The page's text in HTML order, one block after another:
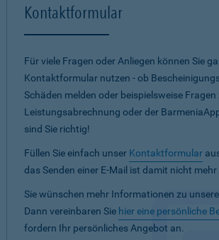
Kontaktformular
Für viele Fragen oder Anliegen können Sie
Kontaktformular nutzen - ob
Schäden melden oder beispielsweise Fragen
Leistungsabrechnung oder der
sind Sie richtig!
Füllen Sie einfach unser Kontaktformular
das Senden einer E-Mail ist damit nicht
Sie wünschen mehr Informationen zu
Dann vereinbaren Sie hier eine persönliche
fordern Ihr persönliches Angebot an.